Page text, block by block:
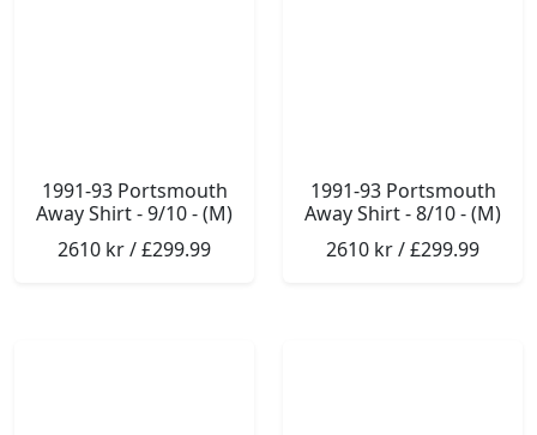
1991-93 Portsmouth
Away Shirt - 9/10 - (M)
2610 kr / £299.99
1991-93 Portsmouth
Away Shirt - 8/10 - (M)
2610 kr / £299.99